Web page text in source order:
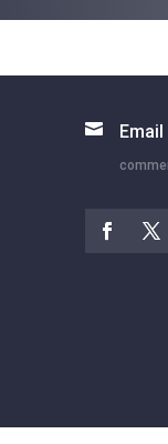
 Email